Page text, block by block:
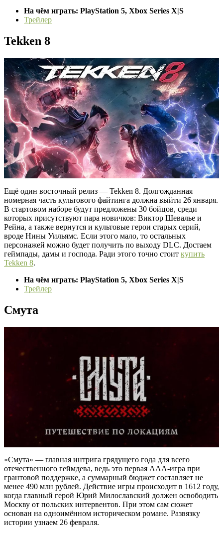
На чём играть: PlayStation 5, Xbox Series X|S
Трейлер
Tekken 8
Ещё один восточный релиз — Tekken 8. Долгожданная
номерная часть культового файтинга должна выйти 26 января.
В стартовом наборе будут предложены 30 бойцов, среди
которых присутствуют пара новичков: Виктор Шевалье и
Рейна, а также вернутся и культовые герои старых серий,
вроде Нины Уильямс. Если этого мало, то остальных
персонажей можно будет получить по выходу DLC. Достаем
геймпады, дамы и господа. Ради этого точно стоит купить
Tekken 8.
На чём играть: PlayStation 5, Xbox Series X|S
Трейлер
Смута
«Смута» — главная интрига грядущего года для всего
отечественного геймдева, ведь это первая AAA-игра при
грантовой поддержке, а суммарный бюджет составляет не
менее 490 млн рублей. Действие игры происходит в 1612 году,
когда главный герой Юрий Милославский должен освободить
Москву от польских интервентов. При этом сам сюжет
основан на одноимённом историческом романе. Развязку
истории узнаем 26 февраля.